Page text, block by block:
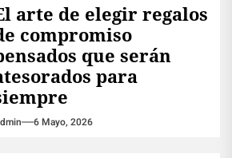
arte de elegir regalos
compromiso
que serán
para
6 Mayo, 2026